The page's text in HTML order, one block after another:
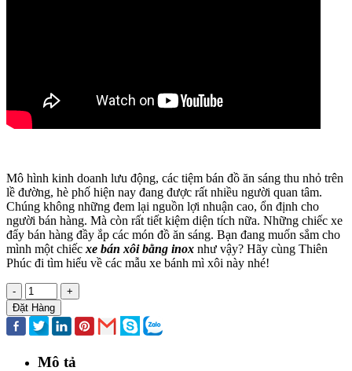
Mô hình kinh doanh lưu động, các tiệm bán đồ ăn sáng thu nhỏ trên
lề đường, hè phố hiện nay đang được rất nhiều người quan tâm.
Chúng không những đem lại nguồn lợi nhuận cao, ổn định cho
người bán hàng. Mà còn rất tiết kiệm diện tích nữa. Những chiếc xe
đẩy bán hàng đầy ắp các món đồ ăn sáng. Bạn đang muốn sắm cho
mình một chiếc xe bán xôi bằng inox như vậy? Hãy cùng Thiên
Phúc đi tìm hiểu về các mẫu xe bánh mì xôi này nhé!
-
+
Đặt Hàng
Mô tả